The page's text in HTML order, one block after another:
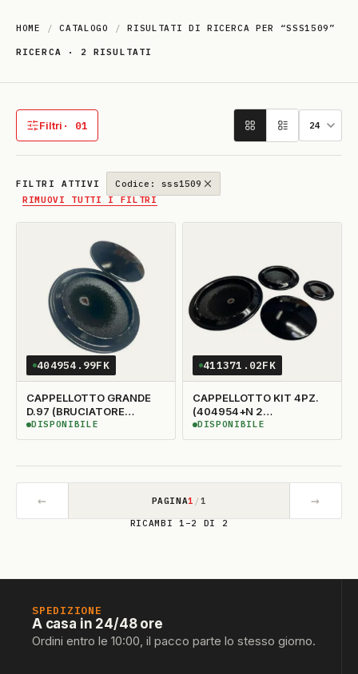
HOME / CATALOGO / RISULTATI DI RICERCA PER “SSS1509”
RICERCA · 2 RISULTATI
Risultati della ricerca: “sss1509”
Filtri · 01
1 filtro attivo
FILTRI ATTIVI
Codice: sss1509
RIMUOVI TUTTI I FILTRI
404954.99FK
CAPPELLOTTO GRANDE
D.97 (BRUCIATORE
414372)
DISPONIBILE
DISPONIBILE
411371.02FK
CAPPELLOTTO KIT 4PZ.
(404954+N 2
404955+404956)
DISPONIBILE
DISPONIBILE
← PAGINA1 /1 →
RICAMBI 1–2 DI 2
SPEDIZIONE
A casa in 24/48 ore
Ordini entro le 10:00, il pacco parte lo stesso giorno.